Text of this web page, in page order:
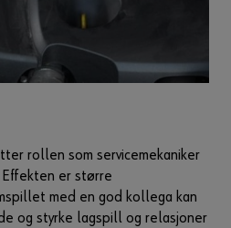
rollen som servicemekaniker
Effekten er større
med en god kollega kan
og styrke lagspill og relasjoner